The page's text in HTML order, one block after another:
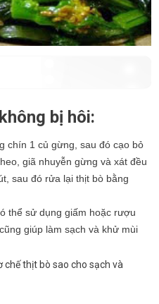
bị hôi:
chín 1 củ gừng, sau đó cạo bỏ
giã nhuyễn gừng và xát đều
sau đó rửa lại thịt bò bằng
thể sử dụng giấm hoặc rượu
giúp làm sạch và khử mùi
chế thịt bò sao cho sạch và